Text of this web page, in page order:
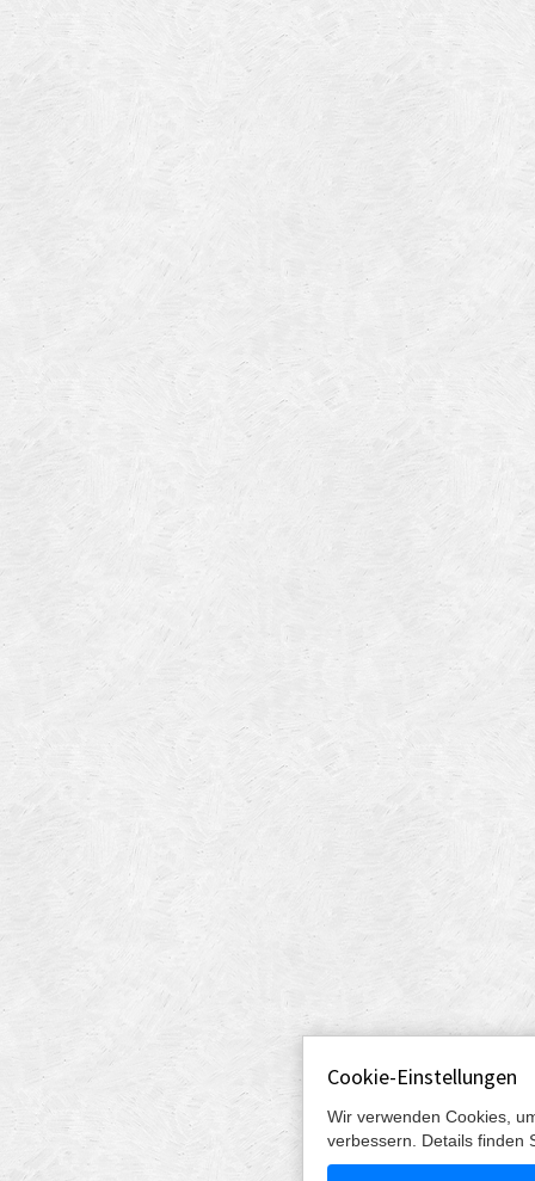
Cookie-Einstellungen
Wir verwenden Cookies,
verbessern. Details finden